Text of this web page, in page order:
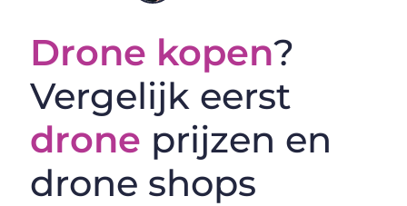
Drone kopen?
Vergelijk eerst
drone prijzen en
drone shops